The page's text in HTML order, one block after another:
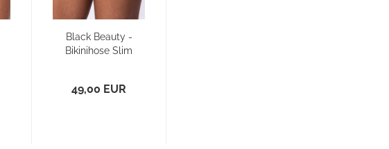
Black Beauty -
Bikinihose Slim
49,00 EUR